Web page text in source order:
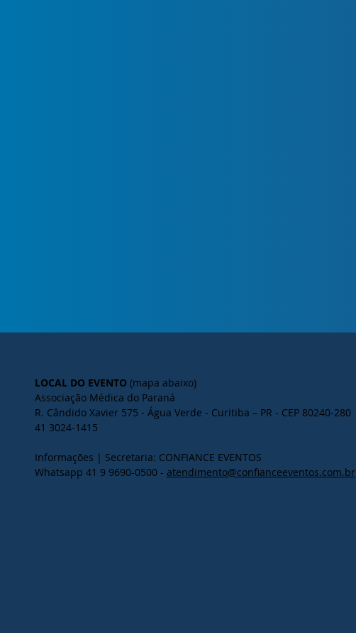
LOCAL DO EVENTO (mapa abaixo)
Associação Médica do Paraná
R. Cândido Xavier 575 - Água Verde - Curitiba – PR - CEP 80240-280
41 3024-1415
Informações | Secretaria: CONFIANCE EVENTOS
Whatsapp 41 9 9690-0500 - atendimento@confianceeventos.com.br